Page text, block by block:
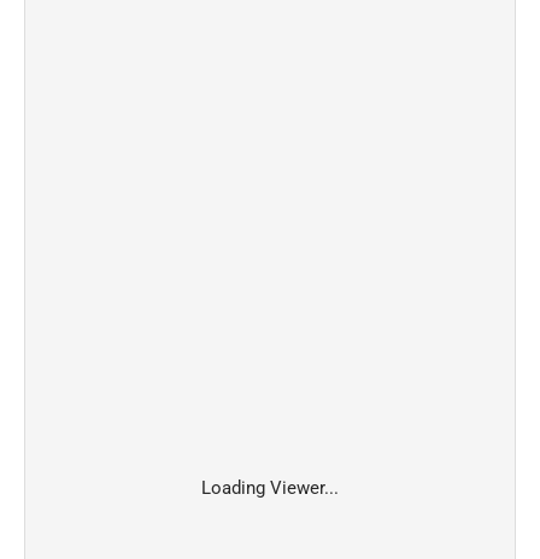
Loading Viewer...